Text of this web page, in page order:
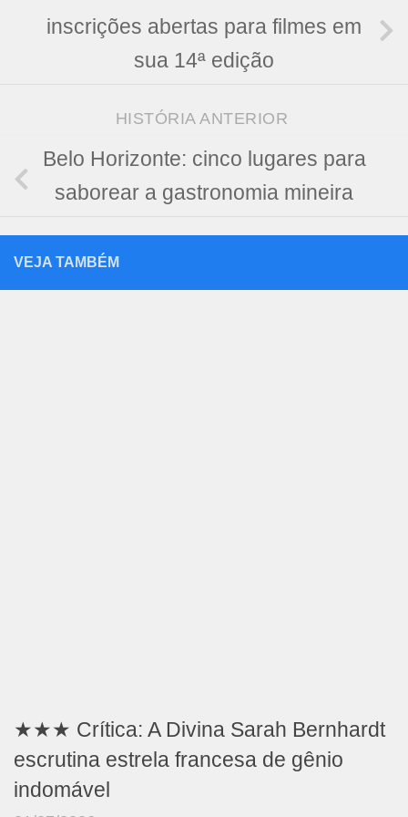
inscrições abertas para filmes em
sua 14ª edição
HISTÓRIA ANTERIOR
Belo Horizonte: cinco lugares para
saborear a gastronomia mineira
VEJA TAMBÉM
★★★ Crítica: A Divina Sarah Bernhardt
escrutina estrela francesa de gênio
indomável